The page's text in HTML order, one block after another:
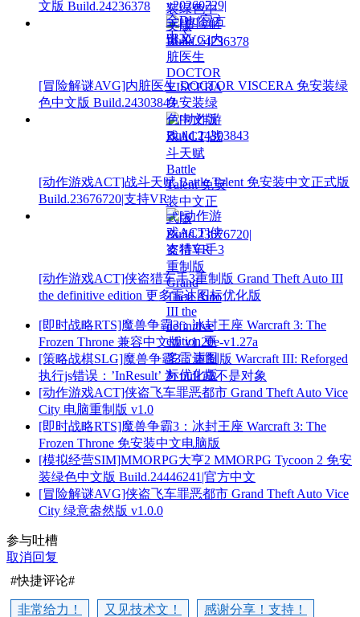
文版 Build.24236378
[冒险解谜AVG]内脏医生 DOCTOR VISCERA 免安装绿
色中文版 Build.24303843
[动作游戏ACT]战斗天赋 Battle Talent 免安装中文正式版
Build.23676720|支持VR
[动作游戏ACT]侠盗猎车手3重制版 Grand Theft Auto III
the definitive edition 更多雷达图标优化版
[即时战略RTS]魔兽争霸3：冰封王座 Warcraft 3: The
Frozen Throne 兼容中文版 v1.20e-v1.27a
[策略战棋SLG]魔兽争霸3：重制版 Warcraft III: Reforged
执行js错误：’InResult’ 为 null 或不是对象
[动作游戏ACT]侠盗飞车罪恶都市 Grand Theft Auto Vice
City 电脑重制版 v1.0
[即时战略RTS]魔兽争霸3：冰封王座 Warcraft 3: The
Frozen Throne 免安装中文电脑版
[模拟经营SIM]MMORPG大亨2 MMORPG Tycoon 2 免安
装绿色中文版 Build.24446241|官方中文
[冒险解谜AVG]侠盗飞车罪恶都市 Grand Theft Auto Vice
City 绿意盎然版 v1.0.0
参与吐槽
取消回复
#快捷评论#
非常给力！ 又见技术文！ 感谢分享！支持！